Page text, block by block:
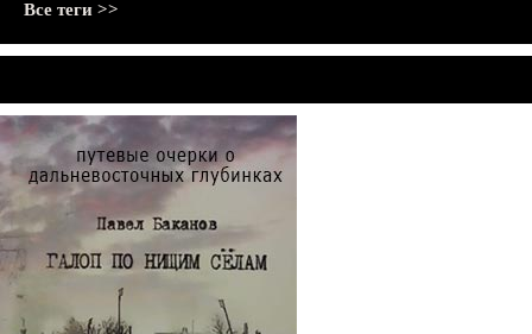
Все теги >>